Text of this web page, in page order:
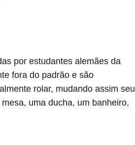
por estudantes alemães da
fora do padrão e são
rolar, mudando assim seu
uma ducha, um banheiro,